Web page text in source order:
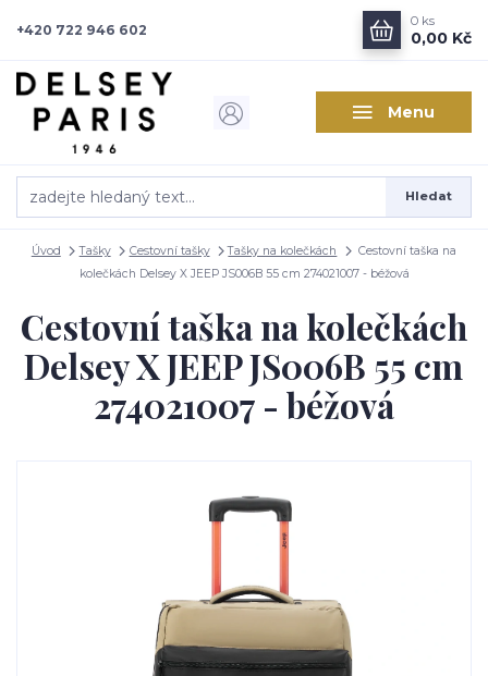
Menu
Hledat
+420 722 946 602
0 ks
0,00 Kč
Úvod Tašky Cestovní tašky Tašky na kolečkách
Cestovní taška na
kolečkách Delsey X JEEP JS006B 55 cm 274021007 - béžová
Cestovní taška na kolečkách
Delsey X JEEP JS006B 55 cm
274021007 - béžová